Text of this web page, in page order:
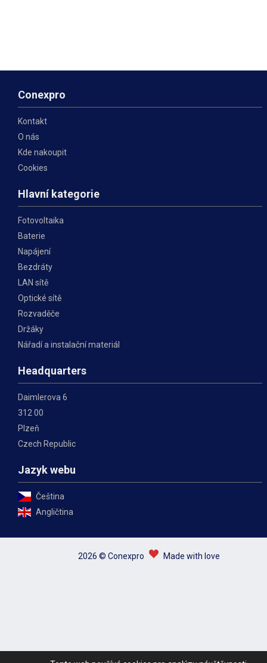
Conexpro
Kontakt
O nás
Kde nakoupit
Cookies
Hlavní kategorie
Fotovoltaika
Baterie
Napájení
Bezdráty
LAN sítě
Optické sítě
Rozvaděče
Držáky
Nářadí a instalační materiál
Headquarters
Daimlerova 6
312 00
Plzeň
Czech Republic
Jazyk webu
Čeština
Angličtina
2026 © Conexpro Made with love